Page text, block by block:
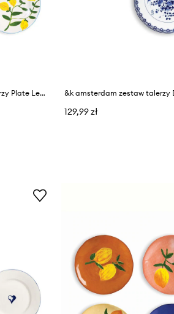
&k amsterdam zestaw talerzy Plate Lemon Twig 20 cm 4-pack
129,99 zł